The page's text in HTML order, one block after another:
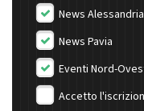
News Alessandria
News Pavia
Eventi Nord-
Accetto